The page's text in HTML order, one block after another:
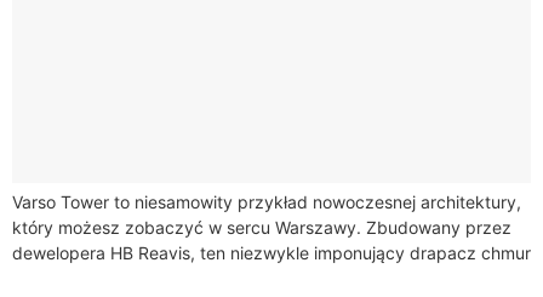
Varso Tower to niesamowity przykład nowoczesnej architektury,
który możesz zobaczyć w sercu Warszawy. Zbudowany przez
dewelopera HB Reavis, ten niezwykle imponujący drapacz chmur